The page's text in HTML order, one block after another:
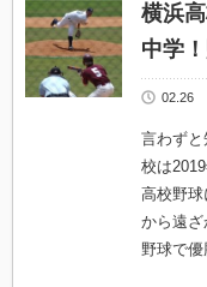
横浜
中学
02.26
言わず
校は
高校野
から遠
野球で